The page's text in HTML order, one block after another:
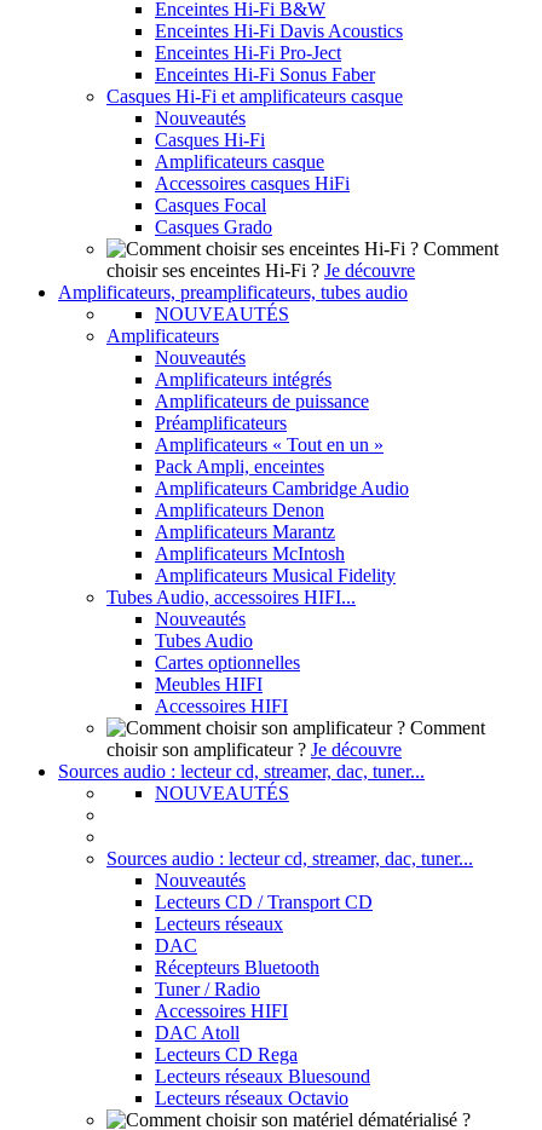
Enceintes Hi-Fi B&W
Enceintes Hi-Fi Davis Acoustics
Enceintes Hi-Fi Pro-Ject
Enceintes Hi-Fi Sonus Faber
Casques Hi-Fi et amplificateurs casque
Nouveautés
Casques Hi-Fi
Amplificateurs casque
Accessoires casques HiFi
Casques Focal
Casques Grado
Comment
choisir ses enceintes Hi-Fi ? Je découvre
Amplificateurs, preamplificateurs, tubes audio
NOUVEAUTÉS
Amplificateurs
Nouveautés
Amplificateurs intégrés
Amplificateurs de puissance
Préamplificateurs
Amplificateurs « Tout en un »
Pack Ampli, enceintes
Amplificateurs Cambridge Audio
Amplificateurs Denon
Amplificateurs Marantz
Amplificateurs McIntosh
Amplificateurs Musical Fidelity
Tubes Audio, accessoires HIFI...
Nouveautés
Tubes Audio
Cartes optionnelles
Meubles HIFI
Accessoires HIFI
Comment
choisir son amplificateur ? Je découvre
Sources audio : lecteur cd, streamer, dac, tuner...
NOUVEAUTÉS
Sources audio : lecteur cd, streamer, dac, tuner...
Nouveautés
Lecteurs CD / Transport CD
Lecteurs réseaux
DAC
Récepteurs Bluetooth
Tuner / Radio
Accessoires HIFI
DAC Atoll
Lecteurs CD Rega
Lecteurs réseaux Bluesound
Lecteurs réseaux Octavio